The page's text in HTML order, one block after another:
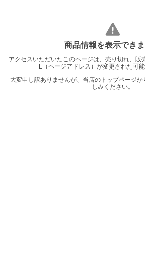
商品情報を表示でき
アクセスいただいたこのページは、売り切れ、販
L（ページアドレス）が変更された可能
大変申し訳ありませんが、当店のトップページ
しみください。